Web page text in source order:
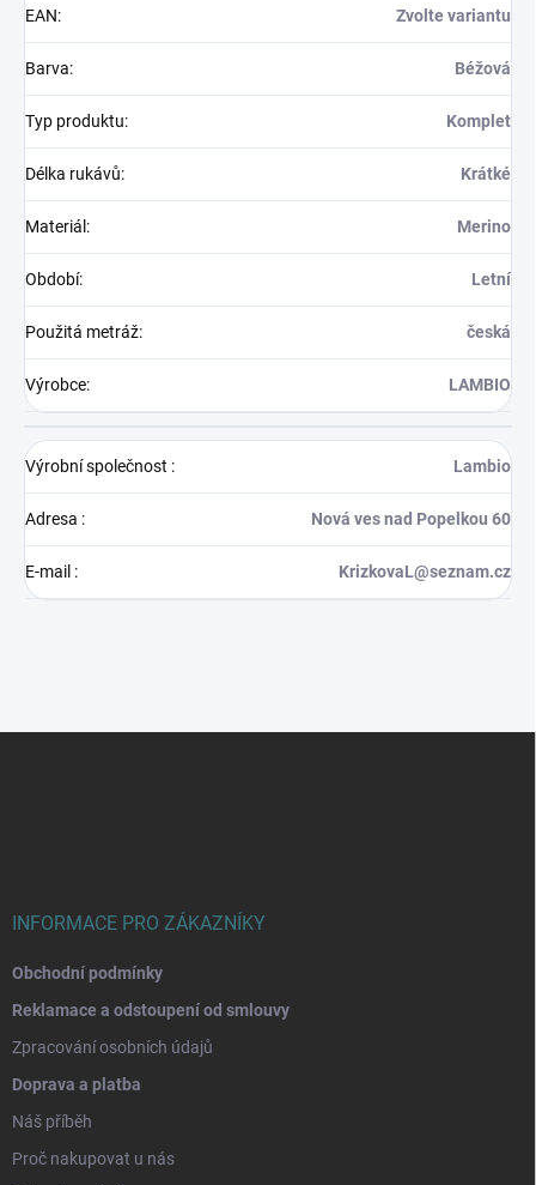
EAN: Zvolte variantu
Barva: Béžová
Typ produktu: Komplet
Délka rukávů: Krátké
Materiál : Merino
Období: Letní
Použitá metráž: česká
Výrobce: LAMBIO
Výrobní společnost : Lambio
Adresa : Nová ves nad Popelkou 60
E-mail : KrizkovaL@seznam.cz
INFORMACE PRO ZÁKAZNÍKY
Obchodní podmínky
Reklamace a odstoupení od smlouvy
Zpracování osobních údajů
Doprava a platba
Náš příběh
Proč nakupovat u nás